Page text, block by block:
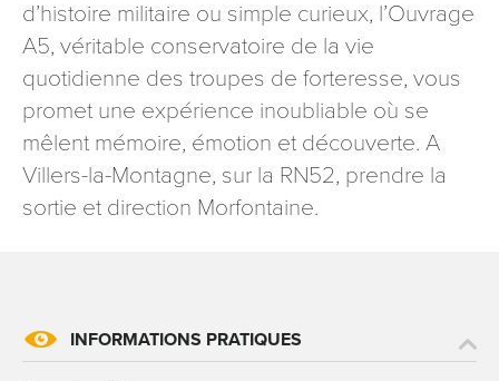
d’histoire militaire ou simple curieux, l’Ouvrage
A5, véritable conservatoire de la vie
quotidienne des troupes de forteresse, vous
promet une expérience inoubliable où se
mêlent mémoire, émotion et découverte. A
Villers-la-Montagne, sur la RN52, prendre la
sortie et direction Morfontaine.
INFORMATIONS PRATIQUES